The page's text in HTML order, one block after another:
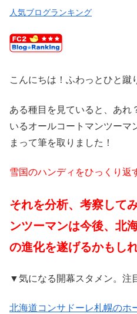
人気ブログランキング
こんにちは！ふわっとひと蹴
ある種目を見ていると、あれ
いるオールコートマンツーマ
まって筆を取りました！
雪国のハンディをひっくり返
それを分析、考察して
ンツーマンは今後、北
の進化を遂げるかもし
▼気になる開幕スタメン。注
北海道コンサドーレ札幌のホ